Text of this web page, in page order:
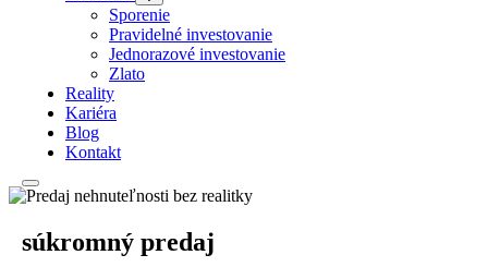
Sporenie
Pravidelné investovanie
Jednorazové investovanie
Zlato
Reality
Kariéra
Blog
Kontakt
súkromný predaj